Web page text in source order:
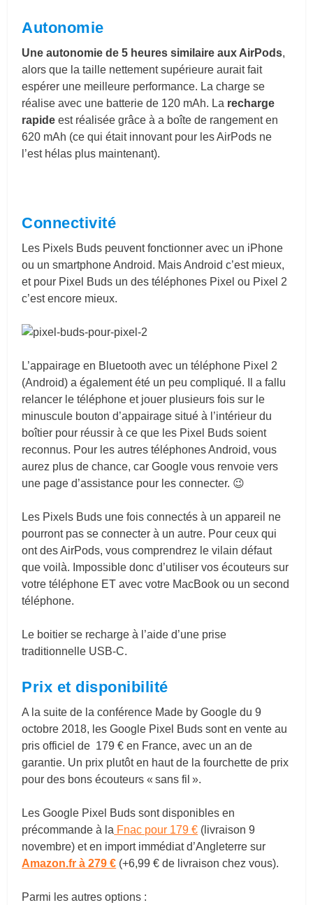
Autonomie
Une autonomie de 5 heures similaire aux AirPods,
alors que la taille nettement supérieure aurait fait
espérer une meilleure performance. La charge se
réalise avec une batterie de 120 mAh. La recharge
rapide est réalisée grâce à a boîte de rangement en
620 mAh (ce qui était innovant pour les AirPods ne
l’est hélas plus maintenant).
Connectivité
Les Pixels Buds peuvent fonctionner avec un iPhone
ou un smartphone Android. Mais Android c’est mieux,
et pour Pixel Buds un des téléphones Pixel ou Pixel 2
c’est encore mieux.
L’appairage en Bluetooth avec un téléphone Pixel 2
(Android) a également été un peu compliqué. Il a fallu
relancer le téléphone et jouer plusieurs fois sur le
minuscule bouton d’appairage situé à l’intérieur du
boîtier pour réussir à ce que les Pixel Buds soient
reconnus. Pour les autres téléphones Android, vous
aurez plus de chance, car Google vous renvoie vers
une page d’assistance pour les connecter. 😉
Les Pixels Buds une fois connectés à un appareil ne
pourront pas se connecter à un autre. Pour ceux qui
ont des AirPods, vous comprendrez le vilain défaut
que voilà. Impossible donc d’utiliser vos écouteurs sur
votre téléphone ET avec votre MacBook ou un second
téléphone.
Le boitier se recharge à l’aide d’une prise
traditionnelle USB-C.
Prix et disponibilité
A la suite de la conférence Made by Google du 9
octobre 2018, les Google Pixel Buds sont en vente au
pris officiel de 179 € en France, avec un an de
garantie. Un prix plutôt en haut de la fourchette de prix
pour des bons écouteurs « sans fil ».
Les Google Pixel Buds sont disponibles en
précommande à la Fnac pour 179 € (livraison 9
novembre)et en import immédiat d’Angleterre sur
Amazon.fr à 279 € (+6,99 € de livraison chez vous).
Parmi les autres options :